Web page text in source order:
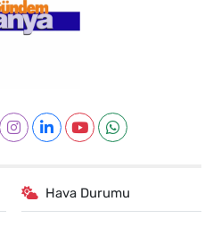
Hava Durumu